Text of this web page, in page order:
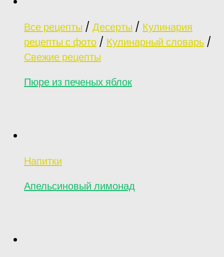
Все рецепты / Десерты / Кулинария
рецепты с фото / Кулинарный словарь /
Свежие рецепты
Пюре из печеных яблок
Напитки
Апельсиновый лимонад